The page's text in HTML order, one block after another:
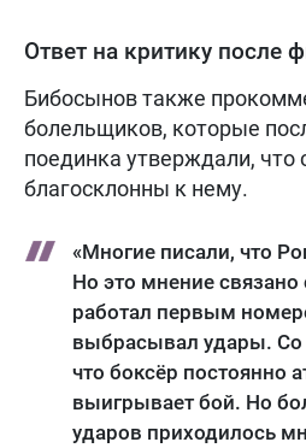
Ответ на критику после
Бибосынов также
болельщиков, которые
поединка утверждали, что
благосклонны к нему.
«Многие писали, что
Но это мнение связано
работал первым
выбрасывал удары. Со
что боксёр постоянно
выигрывает бой. Но
ударов приходилось